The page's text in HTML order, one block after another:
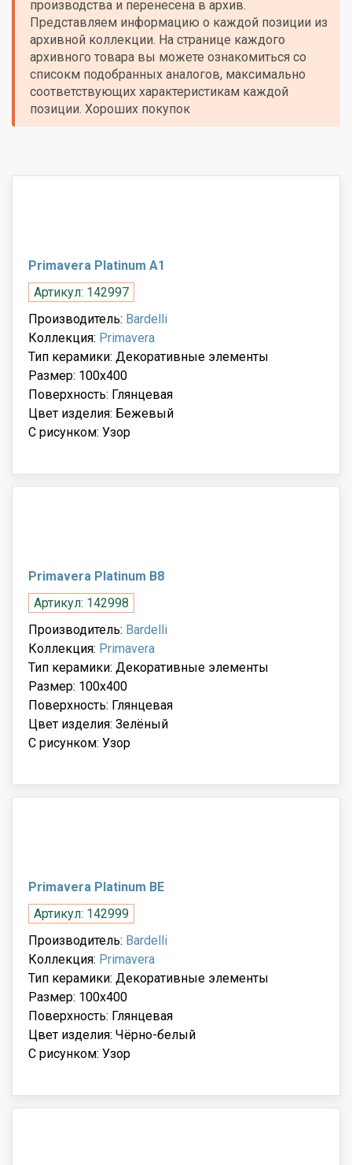
производства и перенесена в архив.
Представляем информацию о каждой позиции из
архивной коллекции. На странице каждого
архивного товара вы можете ознакомиться со
списокм подобранных аналогов, максимально
соответствующих характеристикам каждой
позиции. Хороших покупок
Primavera Platinum A1
Артикул: 142997
Производитель: Bardelli
Коллекция: Primavera
Тип керамики: Декоративные элементы
Размер: 100x400
Поверхность: Глянцевая
Цвет изделия: Бежевый
С рисунком: Узор
Primavera Platinum B8
Артикул: 142998
Производитель: Bardelli
Коллекция: Primavera
Тип керамики: Декоративные элементы
Размер: 100x400
Поверхность: Глянцевая
Цвет изделия: Зелёный
С рисунком: Узор
Primavera Platinum BE
Артикул: 142999
Производитель: Bardelli
Коллекция: Primavera
Тип керамики: Декоративные элементы
Размер: 100x400
Поверхность: Глянцевая
Цвет изделия: Чёрно-белый
С рисунком: Узор